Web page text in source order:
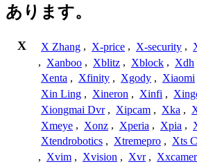
あります。
X X Zhang , X-price , X-security ,
, Xanboo , Xblitz , Xblock , Xdh
Xenta , Xfinity , Xgody , Xiaomi
Xin Ling , Xineron , Xinfi ,
Xiongmai Dvr , Xipcam , Xka ,
Xmeye , Xonz , Xperia , Xpia ,
Xtendrobotics , Xtremepro , Xts
, Xvim , Xvision , Xvr ,